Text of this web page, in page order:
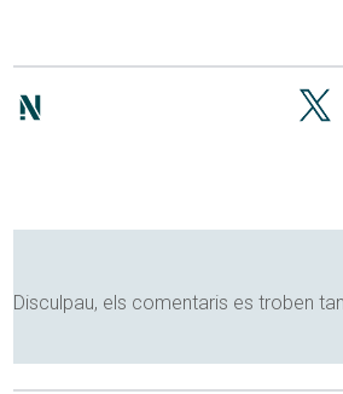
Disculpau, els comentaris es troben